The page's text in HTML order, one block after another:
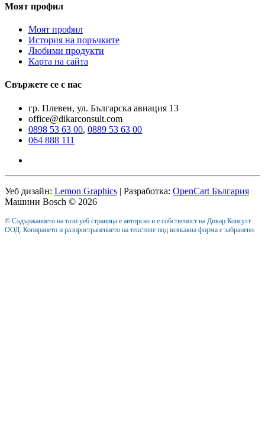
Моят профил
Моят профил
История на поръчките
Любими продукти
Карта на сайта
Свържете се с нас
гр. Плевен, ул. Българска авиация 13
office@dikarconsult.com
0898 53 63 00, 0889 53 63 00
064 888 111
Уеб дизайн: Lemon Graphics | Разработка: OpenCart България
Машини Bosch © 2026
© Съдържанието на тази уеб страница е авторско и е собственост на Дикар Консулт
ООД. Копирането и разпространението на текстове под всякаква форма е забранено.